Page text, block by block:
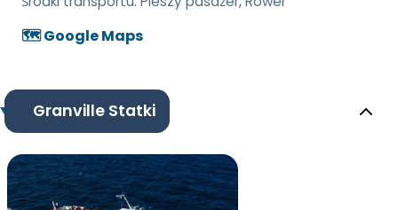
🗺️ Google Maps
Granville Statki